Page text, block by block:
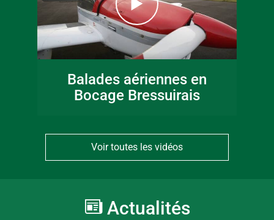
Balades aériennes en
Bocage Bressuirais
Voir toutes les vidéos
Actualités